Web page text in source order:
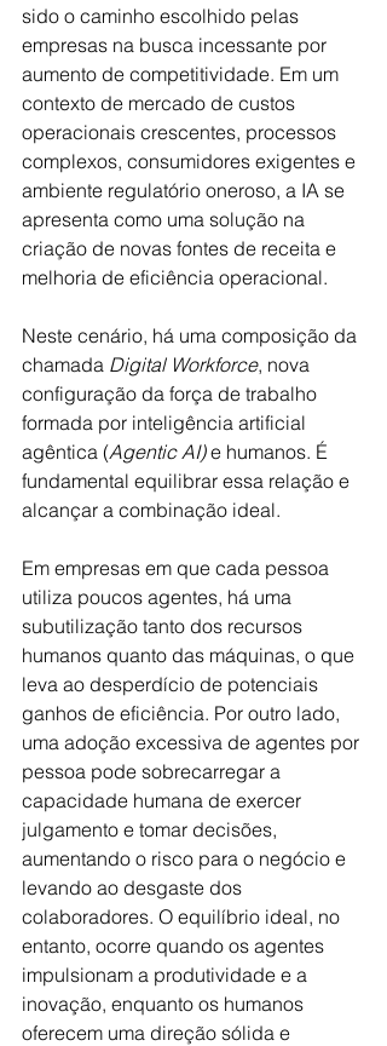
sido o caminho escolhido pelas
empresas na busca incessante por
aumento de competitividade. Em um
contexto de mercado de custos
operacionais crescentes, processos
complexos, consumidores exigentes e
ambiente regulatório oneroso, a IA se
apresenta como uma solução na
criação de novas fontes de receita e
melhoria de eficiência operacional.
Neste cenário, há uma composição da
chamada Digital Workforce, nova
configuração da força de trabalho
formada por inteligência artificial
agêntica (Agentic AI) e humanos. É
fundamental equilibrar essa relação e
alcançar a combinação ideal.
Em empresas em que cada pessoa
utiliza poucos agentes, há uma
subutilização tanto dos recursos
humanos quanto das máquinas, o que
leva ao desperdício de potenciais
ganhos de eficiência. Por outro lado,
uma adoção excessiva de agentes por
pessoa pode sobrecarregar a
capacidade humana de exercer
julgamento e tomar decisões,
aumentando o risco para o negócio e
levando ao desgaste dos
colaboradores. O equilíbrio ideal, no
entanto, ocorre quando os agentes
impulsionam a produtividade e a
inovação, enquanto os humanos
oferecem uma direção sólida e